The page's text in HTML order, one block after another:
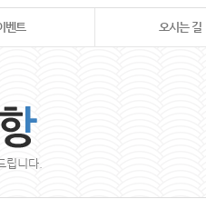
벤트 오시는 길
립니다.